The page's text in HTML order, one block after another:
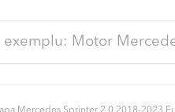
Mercedes Sprinter 2.0 2018-2023